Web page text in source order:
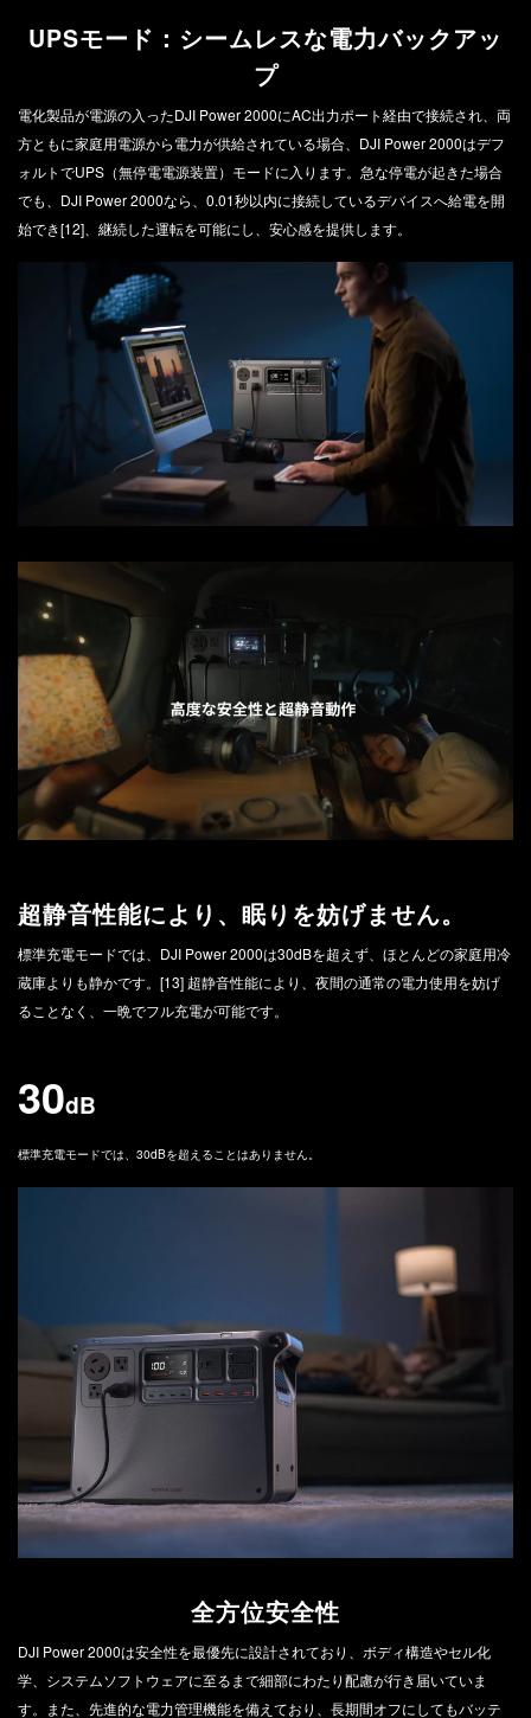
UPSモード：シームレスな電力バックアッ
プ
電化製品が電源の入ったDJI Power 2000にAC出力ポート経由で接続され、両
方ともに家庭用電源から電力が供給されている場合、DJI Power 2000はデフ
ォルトでUPS（無停電電源装置）モードに入ります。急な停電が起きた場合
でも、DJI Power 2000なら、0.01秒以内に接続しているデバイスへ給電を開
始でき[12]、継続した運転を可能にし、安心感を提供します。
超静音性能により、眠りを妨げません。
標準充電モードでは、DJI Power 2000は30dBを超えず、ほとんどの家庭用冷
蔵庫よりも静かです。[13] 超静音性能により、夜間の通常の電力使用を妨げ
ることなく、一晩でフル充電が可能です。
30dB
標準充電モードでは、30dBを超えることはありません。
全方位安全性
DJI Power 2000は安全性を最優先に設計されており、ボディ構造やセル化
学、システムソフトウェアに至るまで細部にわたり配慮が行き届いていま
す。また、先進的な電力管理機能を備えており、長期間オフにしてもバッテ